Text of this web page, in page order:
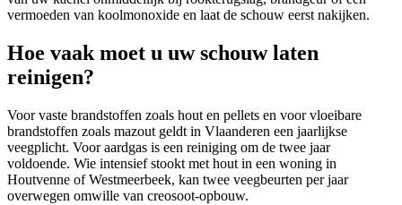
vermoeden van koolmonoxide en laat de schouw eerst nakijken.
Hoe vaak moet u uw schouw laten
reinigen?
Voor vaste brandstoffen zoals hout en pellets en voor vloeibare
brandstoffen zoals mazout geldt in Vlaanderen een jaarlijkse
veegplicht. Voor aardgas is een reiniging om de twee jaar
voldoende. Wie intensief stookt met hout in een woning in
Houtvenne of Westmeerbeek, kan twee veegbeurten per jaar
overwegen omwille van creosoot-opbouw.